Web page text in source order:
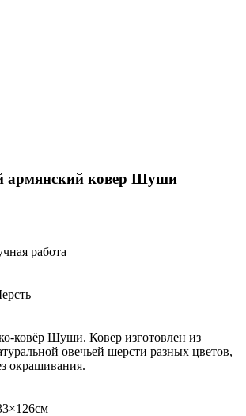
армянский ковер Шуши
работа
ковёр Шуши. Ковер изготовлен из
овечьей шерсти разных цветов,
окрашивания.